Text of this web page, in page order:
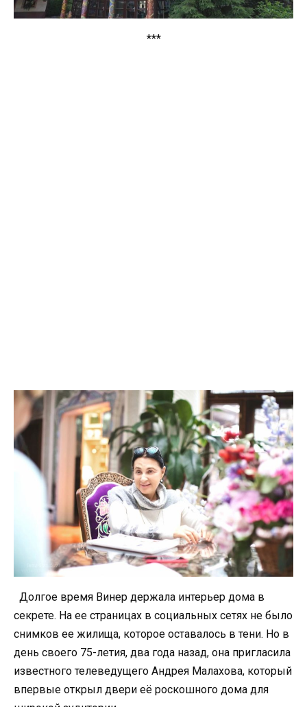
***
Долгое время Винер держала интерьер дома в
секрете. На ее страницах в социальных сетях не было
снимков ее жилища, которое оставалось в тени. Но в
день своего 75-летия, два года назад, она пригласила
известного телеведущего Андрея Малахова, который
впервые открыл двери её роскошного дома для